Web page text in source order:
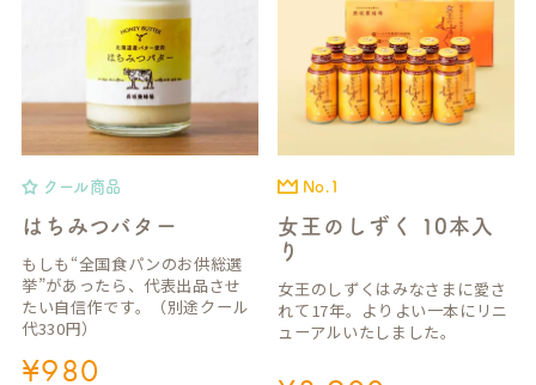
クール商品
はちみつバター
もしも“全国食パンのお供総選
挙”があったら、代表出品させ
たい自信作です。（別途クール
代330円）
¥980
No.1
女王のしずく 10本入
り
女王のしずくはみなさまに愛さ
れて17年。よりよい一本にリニ
ューアルいたしました。